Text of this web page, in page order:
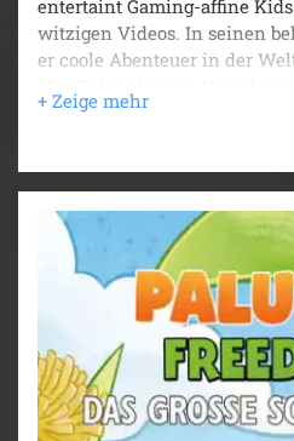
entertaint Gaming-affine
witzigen Videos. In seinen
er coole Abenteuer in der
Weltall«, »Donnerwetter am
im Berschmudadreieck«
großen Preis von